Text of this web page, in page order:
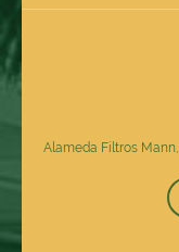
Alameda Filtros Mann,